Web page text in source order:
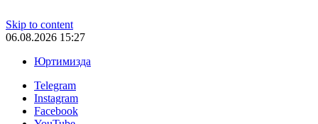
Skip to content
06.08.2026 15:27
Юртимизда
Telegram
Instagram
Facebook